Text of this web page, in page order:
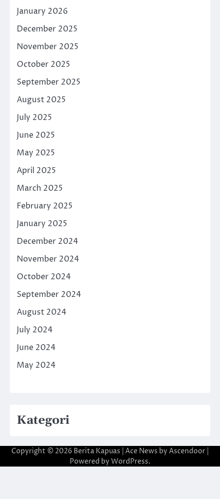
January 2026
December 2025
November 2025
October 2025
September 2025
August 2025
July 2025
June 2025
May 2025
April 2025
March 2025
February 2025
January 2025
December 2024
November 2024
October 2024
September 2024
August 2024
July 2024
June 2024
May 2024
Kategori
Copyright © 2026 Berita Kapuas | Ace News by Ascendoor
Powered by WordPress.